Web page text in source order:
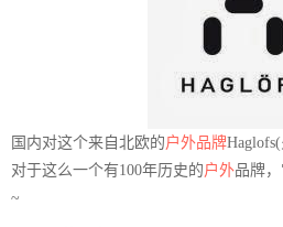
国内对这个来自北欧的户外品牌
对于这么一个有100年历史的户外品牌
~